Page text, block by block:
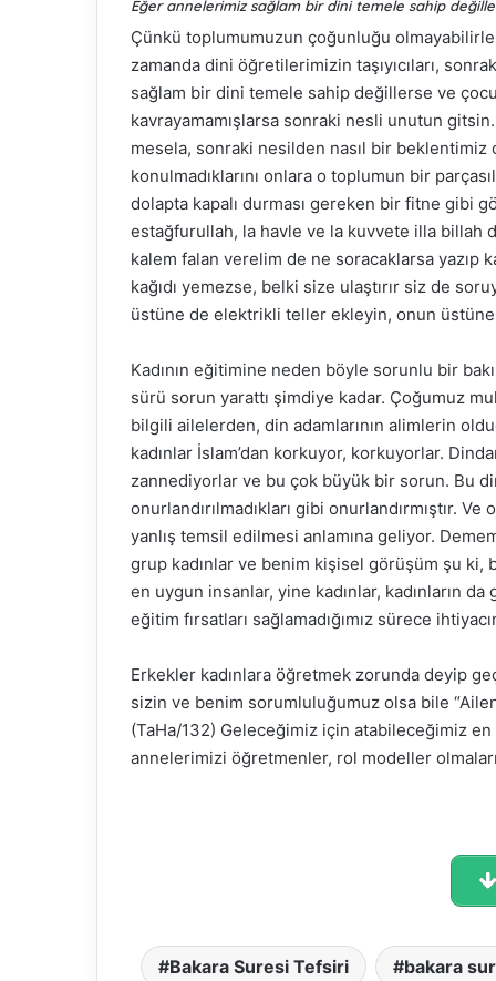
Eğer annelerimiz sağlam bir dini temele sahip
Çünkü toplumumuzun çoğunluğu
zamanda dini öğretilerimizin taşıyıcıları,
sağlam bir dini temele sahip değillerse ve
kavrayamamışlarsa sonraki nesli unutun
mesela, sonraki nesilden nasıl bir
konulmadıklarını onlara o toplumun bir
dolapta kapalı durması gereken bir fitne gibi
estağfurullah, la havle ve la kuvvete illa billah
kalem falan verelim de ne soracaklarsa yazıp
kağıdı yemezse, belki size ulaştırır siz de
üstüne de elektrikli teller ekleyin, onun
Kadının eğitimine neden böyle sorunlu bir
sürü sorun yarattı şimdiye kadar. Çoğumuz
bilgili ailelerden, din adamlarının alimlerin
kadınlar İslam’dan korkuyor, korkuyorlar.
zannediyorlar ve bu çok büyük bir sorun. Bu
onurlandırılmadıkları gibi onurlandırmıştır.
yanlış temsil edilmesi anlamına geliyor.
grup kadınlar ve benim kişisel görüşüm şu ki,
en uygun insanlar, yine kadınlar, kadınların
eğitim fırsatları sağlamadığımız sürece
Erkekler kadınlara öğretmek zorunda deyip
sizin ve benim sorumluluğumuz olsa bile
(TaHa/132) Geleceğimiz için atabileceğimiz en
annelerimizi öğretmenler, rol modeller
Bakara Suresi Tefsiri bakara
Fasih